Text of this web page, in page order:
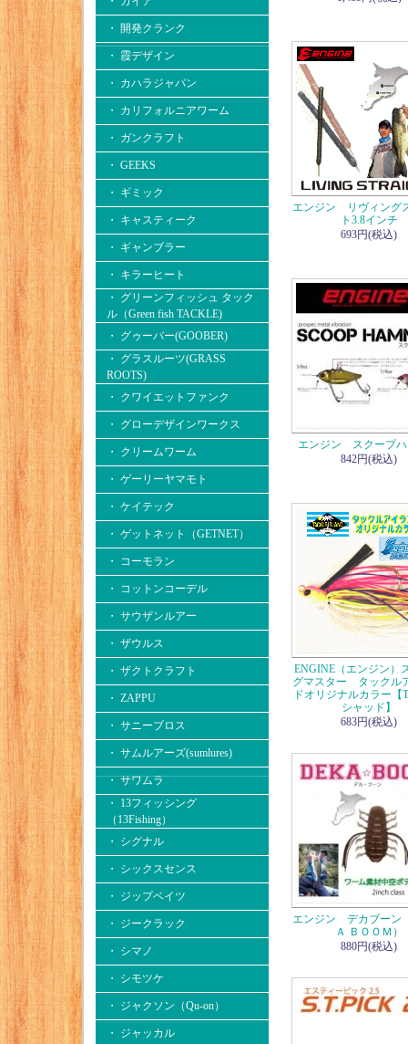
・ 開発クランク
・ 霞デザイン
・ カハラジャパン
・ カリフォルニアワーム
・ ガンクラフト
・ GEEKS
・ ギミック
・ キャスティーク
・ ギャンブラー
・ キラーヒート
・ グリーンフィッシュ タック
ル（Green fish TACKLE)
・ グゥーバー(GOOBER)
・ グラスルーツ(GRASS
ROOTS)
・ クワイエットファンク
・ グローデザインワークス
・ クリームワーム
・ ゲーリーヤマモト
・ ケイテック
・ ゲットネット（GETNET）
・ コーモラン
・ コットンコーデル
・ サウザンルアー
・ ザウルス
・ ザクトクラフト
・ ZAPPU
・ サニーブロス
・ サムルアーズ(sumlures)
・ サワムラ
・ 13フィッシング
（13Fishing）
・ シグナル
・ シックスセンス
・ ジップベイツ
・ ジークラック
・ シマノ
・ シモツケ
・ ジャクソン（Qu-on）
・ ジャッカル
エンジン リヴィング
ト3.8インチ
693円(税込)
エンジン スクープハ
842円(税込)
ENGINE（エンジン）
グマスター タックル
ドオリジナルカラー【
シャッド】
683円(税込)
エンジン デカブーン
Ａ ＢＯＯＭ）
880円(税込)